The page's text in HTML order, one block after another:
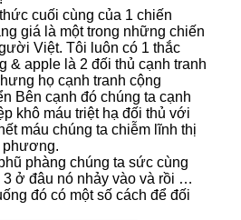
cuối cùng của 1 chiến
giá là một trong những chiến
Việt. Tôi luôn có 1 thắc
& apple là 2 đối thủ cạnh tranh
họ cạnh tranh cộng
Bên cạnh đó chúng ta cạnh
khô máu triệt hạ đối thủ với
máu chúng ta chiễm lĩnh thị
phương.
phàng chúng ta sức cùng
3 ở đâu nó nhảy vào và rồi …
đó có một số cách để đối